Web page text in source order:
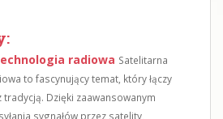
radiowa Satelitarna
to fascynujący temat, który łączy
tradycją. Dzięki zaawansowanym
sygnałów przez satelity,